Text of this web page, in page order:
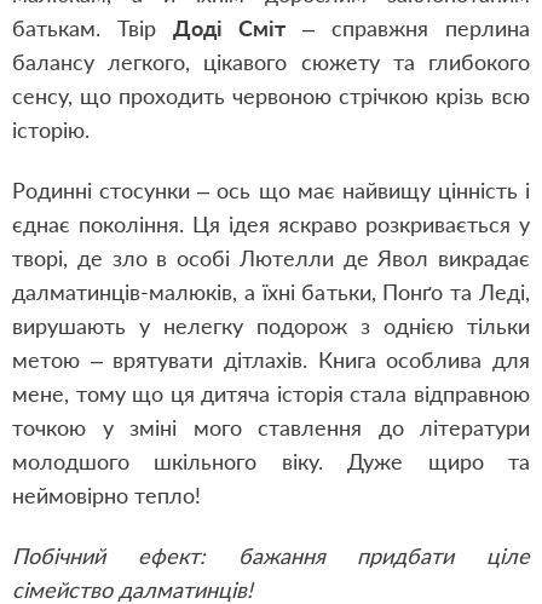
батькам. Твір Доді Сміт – справжня перлина
балансу легкого, цікавого сюжету та глибокого
сенсу, що проходить червоною стрічкою крізь всю
історію.
Родинні стосунки – ось що має найвищу цінність і
єднає покоління. Ця ідея яскраво розкривається у
творі, де зло в особі Лютелли де Явол викрадає
далматинців-малюків, а їхні батьки, Понґо та Леді,
вирушають у нелегку подорож з однією тільки
метою – врятувати дітлахів. Книга особлива для
мене, тому що ця дитяча історія стала відправною
точкою у зміні мого ставлення до літератури
молодшого шкільного віку. Дуже щиро та
неймовірно тепло!
Побічний ефект: бажання придбати ціле
сімейство далматинців!